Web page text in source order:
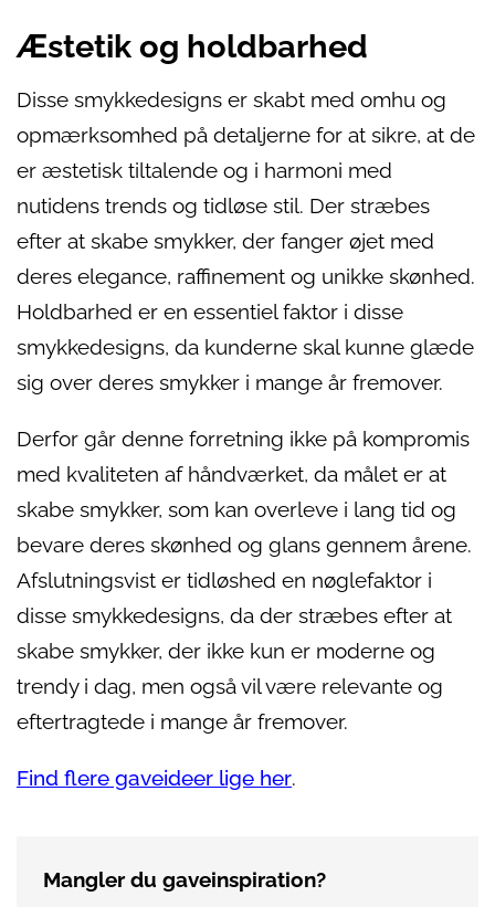
Æstetik og holdbarhed
Disse smykkedesigns er skabt med omhu og
opmærksomhed på detaljerne for at sikre, at de
er æstetisk tiltalende og i harmoni med
nutidens trends og tidløse stil. Der stræbes
efter at skabe smykker, der fanger øjet med
deres elegance, raffinement og unikke skønhed.
Holdbarhed er en essentiel faktor i disse
smykkedesigns, da kunderne skal kunne glæde
sig over deres smykker i mange år fremover.
Derfor går denne forretning ikke på kompromis
med kvaliteten af håndværket, da målet er at
skabe smykker, som kan overleve i lang tid og
bevare deres skønhed og glans gennem årene.
Afslutningsvist er tidløshed en nøglefaktor i
disse smykkedesigns, da der stræbes efter at
skabe smykker, der ikke kun er moderne og
trendy i dag, men også vil være relevante og
eftertragtede i mange år fremover.
Find flere gaveideer lige her.
Mangler du gaveinspiration?